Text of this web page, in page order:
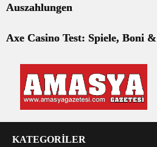
Auszahlungen
Axe Casino Test: Spiele, Boni
KATEGORİLER